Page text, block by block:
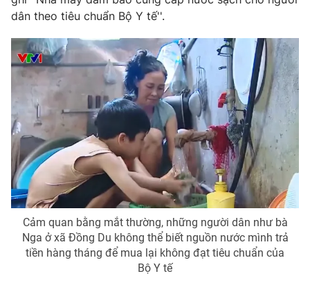
Ðiện thoại Thời báo VTV:024.66 897 897
Liên hệ quảng cáo:024-7300.7108
® Cấm sao chép dưới mọi hình thức nếu không có sự chấp
thuận bằng văn bản. Ghi rõ nguồn VTV.vn khi phát hành lại
dân theo tiêu chuẩn Bộ Y tế''.
Cảm quan bằng mắt thường, những người dân như bà
Nga ở xã Đồng Du không thể biết nguồn nước mình trả
tiền hàng tháng để mua lại không đạt tiêu chuẩn của
Bộ Y tế